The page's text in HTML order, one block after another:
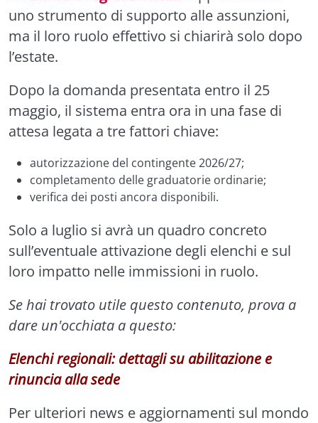
uno strumento di supporto alle assunzioni,
ma il loro ruolo effettivo si chiarirà solo dopo
l’estate.
Dopo la domanda presentata entro il 25
maggio, il sistema entra ora in una fase di
attesa legata a tre fattori chiave:
autorizzazione del contingente 2026/27;
completamento delle graduatorie ordinarie;
verifica dei posti ancora disponibili.
Solo a luglio si avrà un quadro concreto
sull’eventuale attivazione degli elenchi e sul
loro impatto nelle immissioni in ruolo.
Se hai trovato utile questo contenuto, prova a
dare un'occhiata a questo:
Elenchi regionali: dettagli su abilitazione e
rinuncia alla sede
Per ulteriori news e aggiornamenti sul mondo